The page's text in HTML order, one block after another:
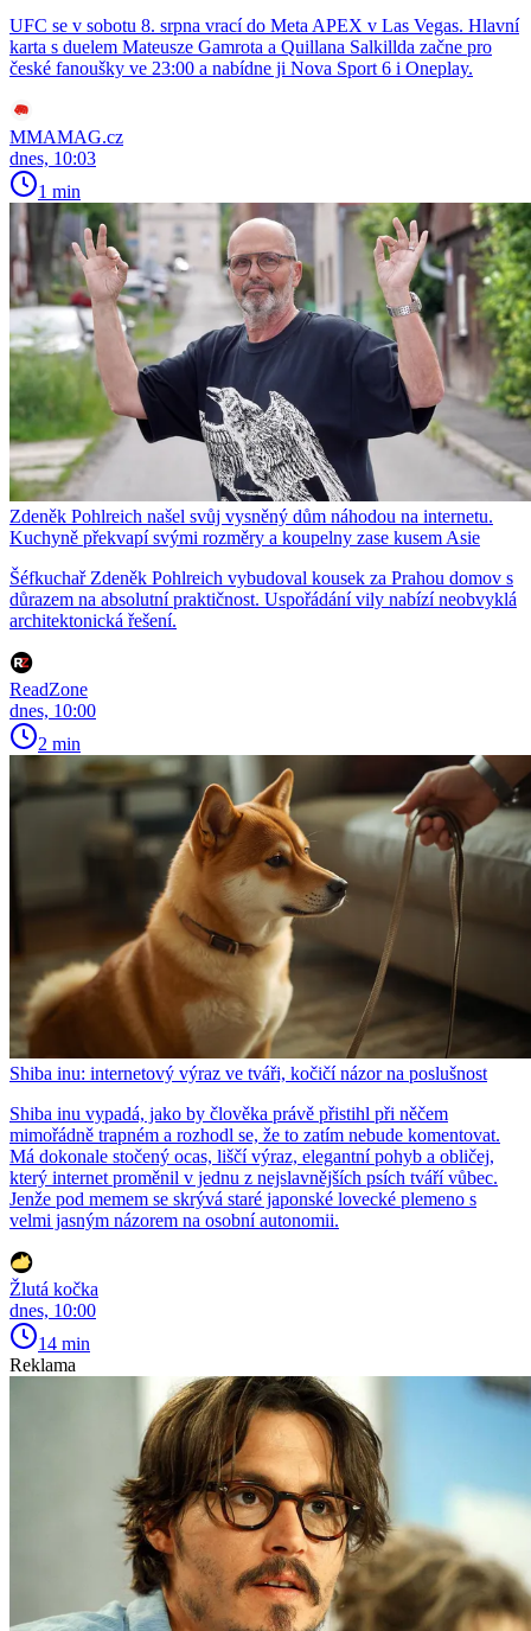
UFC se v sobotu 8. srpna vrací do Meta APEX v Las Vegas. Hlavní
karta s duelem Mateusze Gamrota a Quillana Salkillda začne pro
české fanoušky ve 23:00 a nabídne ji Nova Sport 6 i Oneplay.
MMAMAG.cz
dnes, 10:03
1 min
Zdeněk Pohlreich našel svůj vysněný dům náhodou na internetu.
Kuchyně překvapí svými rozměry a koupelny zase kusem Asie
Šéfkuchař Zdeněk Pohlreich vybudoval kousek za Prahou domov s
důrazem na absolutní praktičnost. Uspořádání vily nabízí neobvyklá
architektonická řešení.
ReadZone
dnes, 10:00
2 min
Shiba inu: internetový výraz ve tváři, kočičí názor na poslušnost
Shiba inu vypadá, jako by člověka právě přistihl při něčem
mimořádně trapném a rozhodl se, že to zatím nebude komentovat.
Má dokonale stočený ocas, liščí výraz, elegantní pohyb a obličej,
který internet proměnil v jednu z nejslavnějších psích tváří vůbec.
Jenže pod memem se skrývá staré japonské lovecké plemeno s
velmi jasným názorem na osobní autonomii.
Žlutá kočka
dnes, 10:00
14 min
Reklama